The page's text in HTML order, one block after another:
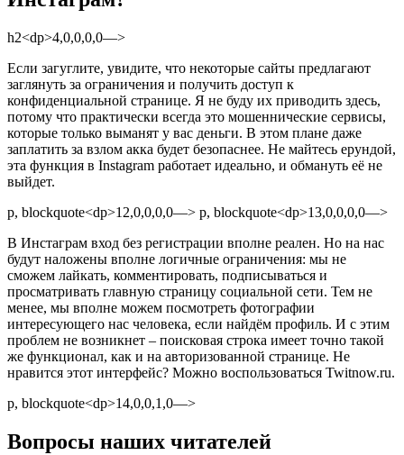
h2<dp>4,0,0,0,0—>
Если загуглите, увидите, что некоторые сайты предлагают
заглянуть за ограничения и получить доступ к
конфиденциальной странице. Я не буду их приводить здесь,
потому что практически всегда это мошеннические сервисы,
которые только выманят у вас деньги. В этом плане даже
заплатить за взлом акка будет безопаснее. Не майтесь ерундой,
эта функция в Instagram работает идеально, и обмануть её не
выйдет.
p, blockquote<dp>12,0,0,0,0—> p, blockquote<dp>13,0,0,0,0—>
В Инстаграм вход без регистрации вполне реален. Но на нас
будут наложены вполне логичные ограничения: мы не
сможем лайкать, комментировать, подписываться и
просматривать главную страницу социальной сети. Тем не
менее, мы вполне можем посмотреть фотографии
интересующего нас человека, если найдём профиль. И с этим
проблем не возникнет – поисковая строка имеет точно такой
же функционал, как и на авторизованной странице. Не
нравится этот интерфейс? Можно воспользоваться Twitnow.ru.
p, blockquote<dp>14,0,0,1,0—>
Вопросы наших читателей